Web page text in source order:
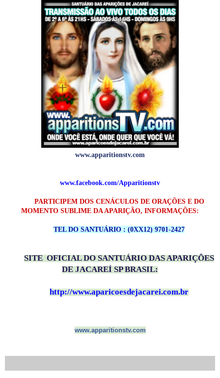
www.apparitionstv.com
www.facebook.com/Apparitionstv
PARTICIPEM DOS CENÁCULOS DE ORAÇÕES E DO
MOMENTO SUBLIME DA APARIÇÃO, INFORMAÇÕES:
TEL DO SANTUÁRIO : (0XX12) 9701-2427
SITE OFICIAL DO SANTUÁRIO DAS APARIÇÕES
DE JACAREÍ SP BRASIL:
http://www.aparicoesdejacarei.com.br
www.apparitionstv.com